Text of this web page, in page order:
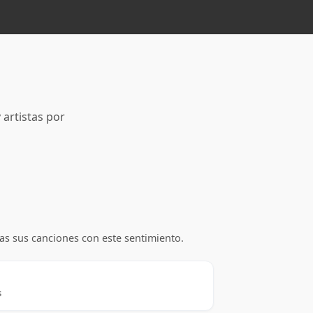
artistas por
sus canciones con este sentimiento.